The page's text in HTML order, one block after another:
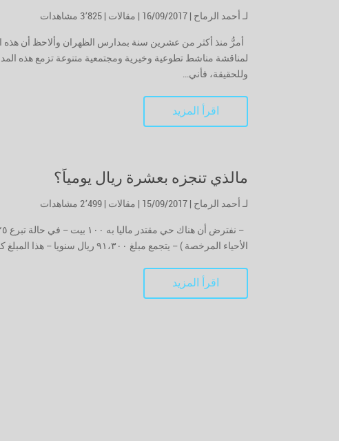
لـ أحمد الرماح مقالات 3٬825 مشاهدات
أمرُّ منذ أكثر من عشرين سنة بمدارس الظهران وألاحظ أن
لمناقشة مناشط تطوعية وخيرية ومجتمعية متنوعة تزمع هذه
وللحقيقة، فأني...
اقرأ المزيد
مالذي تنجزه بعشرة ريال يومياً؟
لـ أحمد الرماح مقالات 2٬499 مشاهدات
الأحياء المرخصة ) – يتجمع مبلغ ٩١،٣٠٠ ريال سنويا – هذا المبلغ كفيل بإستئجار عمارة جديدة ذات ٧ شقق – يتم...
اقرأ المزيد